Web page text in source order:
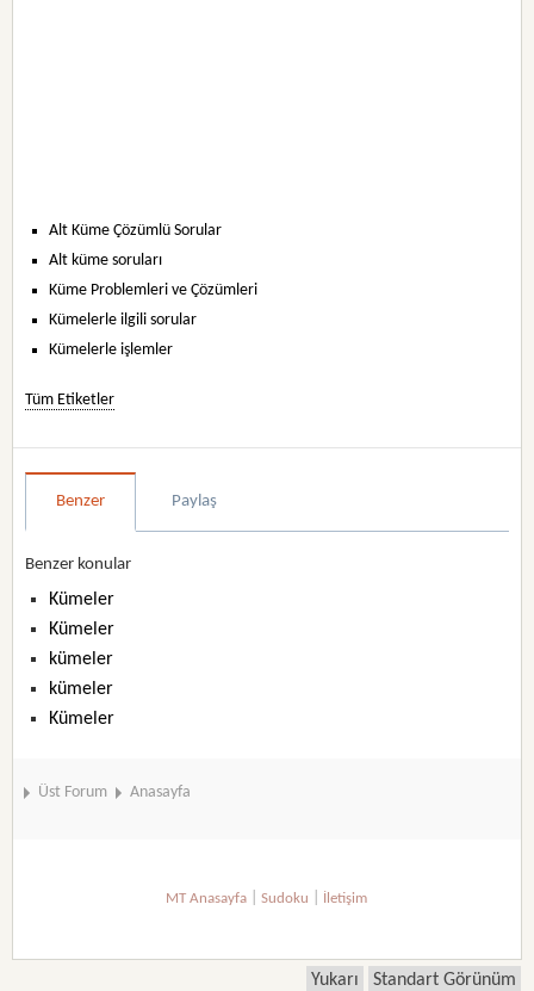
Alt Küme Çözümlü Sorular
Alt küme soruları
Küme Problemleri ve Çözümleri
Kümelerle ilgili sorular
Kümelerle işlemler
Tüm Etiketler
Benzer Paylaş
Benzer konular
Kümeler
Kümeler
kümeler
kümeler
Kümeler
Üst Forum Anasayfa
MT Anasayfa |Sudoku İletişim
Yukarı Standart Görünüm